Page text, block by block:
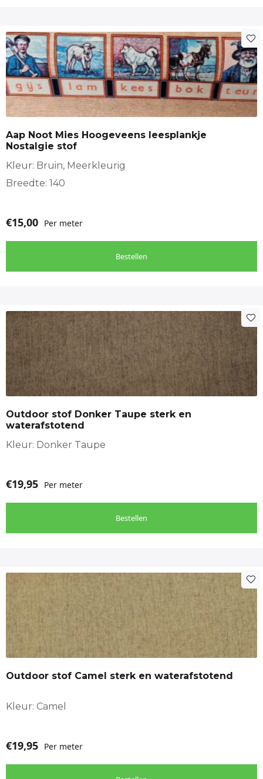
Aap Noot Mies Hoogeveens leesplankje
Nostalgie stof
Kleur: Bruin, Meerkleurig
Breedte: 140
€15,00 Per meter
Bestellen
Outdoor stof Donker Taupe sterk en
waterafstotend
Kleur: Donker Taupe
€19,95 Per meter
Bestellen
Outdoor stof Camel sterk en waterafstotend
Kleur: Camel
€19,95 Per meter